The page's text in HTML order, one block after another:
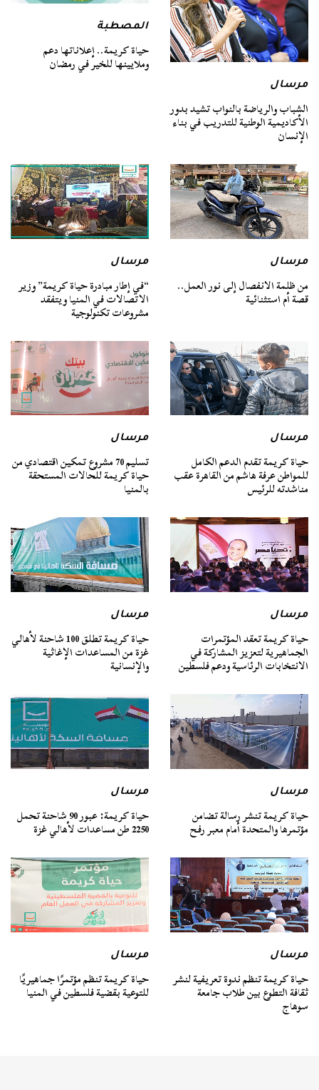
مرسال
الشباب والرياضة بالنواب تشيد بدور
الأكاديمية الوطنية للتدريب في بناء
الإنسان
المصطبة
حياة كريمة.. إعلاناتها دعم
وملايينها للخير في رمضان
مرسال
من ظلمة الانفصال إلى نور العمل..
قصة أم استثنائية
مرسال
“في إطار مبادرة حياة كريمة” وزير
الاتصالات في المنيا ويتفقد
مشروعات تكنولوجية
مرسال
حياة كريمة تقدم الدعم الكامل
للمواطن عرفة هاشم من القاهرة عقب
مناشدته للرئيس
مرسال
تسليم 70 مشروع تمكين اقتصادي من
حياة كريمة للحالات المستحقة
بالمنيا
مرسال
حياة كريمة تعقد المؤتمرات
الجماهيرية لتعزيز المشاركة في
الانتخابات الرئاسية ودعم فلسطين
مرسال
حياة كريمة تطلق 100 شاحنة لأهالي
غزة من المساعدات الإغاثية
والإنسانية
مرسال
حياة كريمة تنشر رسالة تضامن
مؤتمرها والمتحدة أمام معبر رفح
مرسال
حياة كريمة: عبور 90 شاحنة تحمل
2250 طن مساعدات لأهالي غزة
مرسال
حياة كريمة تنظم ندوة تعريفية لنشر
ثقافة التطوع بين طلاب جامعة
سوهاج
مرسال
حياة كريمة تنظم مؤتمرًا جماهيريًا
للتوعية بقضية فلسطين في المنيا